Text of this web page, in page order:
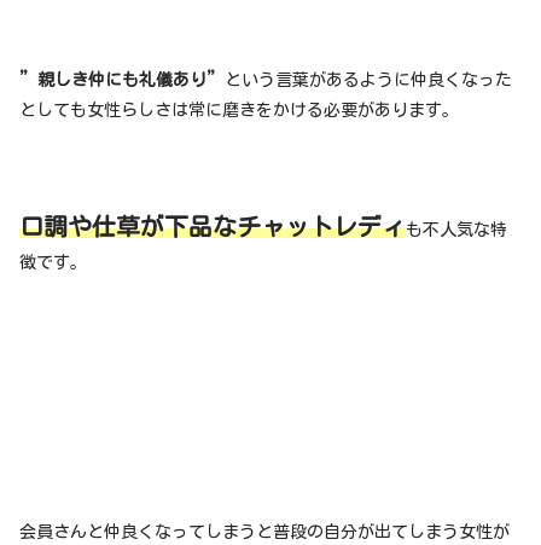
”親しき仲にも礼儀あり”
という言葉があるように仲良くなった
としても女性らしさは常に磨きをかける必要があります。
口調や仕草が下品なチャットレディも不人気な特
徴です。
会員さんと仲良くなってしまうと普段の自分が出てしまう女性が